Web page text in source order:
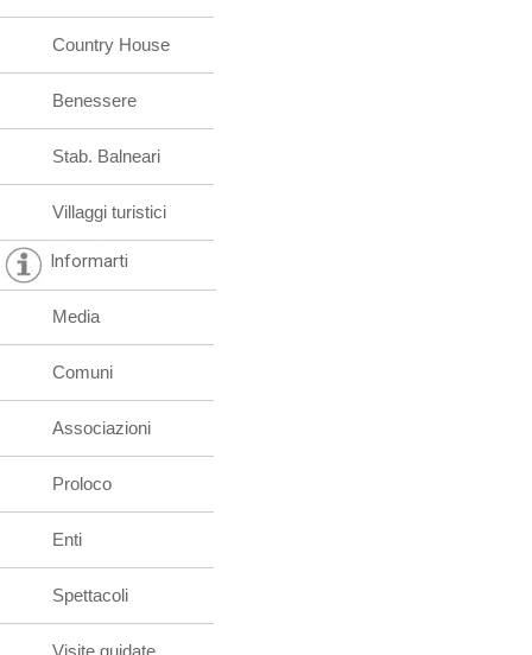
Country House
Benessere
Stab. Balneari
Villaggi turistici
Informarti
Media
Comuni
Associazioni
Proloco
Enti
Spettacoli
Visite guidate